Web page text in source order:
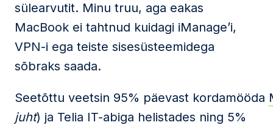
sülearvutit. Minu truu, aga eakas
MacBook ei tahtnud kuidagi iManage’i,
VPN-i ega teiste sisesüsteemidega
sõbraks saada.
Seetõttu veetsin 95% päevast kordamööda
juht) ja Telia IT-abiga helistades ning 5%